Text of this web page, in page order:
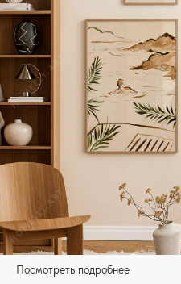
Посмотреть подробнее